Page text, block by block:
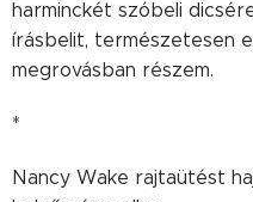
harminckét szóbeli
írásbelit, természetesen
megrovásban részem.
*
Nancy Wake rajtaütést